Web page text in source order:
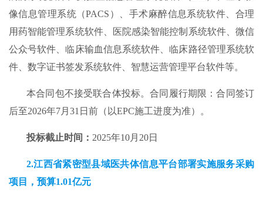
像信息管理系统（PACS）、手术麻醉信息系统软件、合理
用药智能管理系统软件、医院感染智能控制系统软件、微信
公众号软件、临床输血信息系统软件、临床路径管理系统软
件、数字证书签发系统软件、智慧运营管理平台软件等。
本合同包不接受联合体投标。合同履行期限：合同签订
后至2026年7月31日前（以EPC施工进度为准）。
投标截止时间： 2025年10月20日
2.江西省紧密型县域医共体信息平台部署实施服务采购
项目
，预算1.01亿元